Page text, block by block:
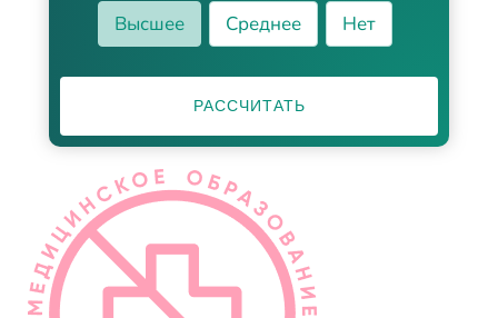
Высшее
Среднее Нет
РАССЧИТАТЬ